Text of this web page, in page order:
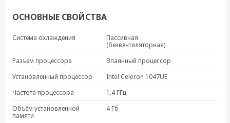
V2403-C3-W-T
ОСНОВНЫЕ СВОЙСТВА
Система охлаждения
Пассивная
(безвентиляторная)
Разъем процессора
Впаянный процессор
Установленный процессор
Intel Celeron 1047UE
Частота процессора
1.4 ГГц
Объём установленной
памяти
4 Гб